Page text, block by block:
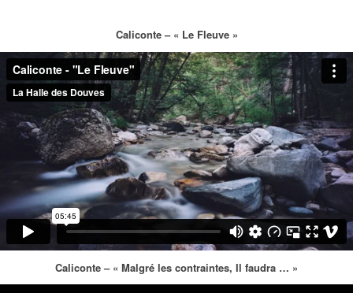
Caliconte – « Le Fleuve »
Caliconte – « Malgré les contraintes, Il faudra … »